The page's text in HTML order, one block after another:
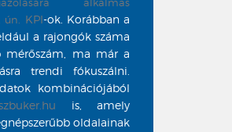
ún. KPI-ok. Korábban a
a rajongók száma
mérőszám, ma már a
trendi fókuszálni.
kombinációjából
is, amely
oldalainak